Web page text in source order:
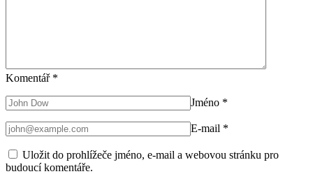
Komentář *
Jméno *
E-mail *
Uložit do prohlížeče jméno, e-mail a webovou stránku pro
budoucí komentáře.